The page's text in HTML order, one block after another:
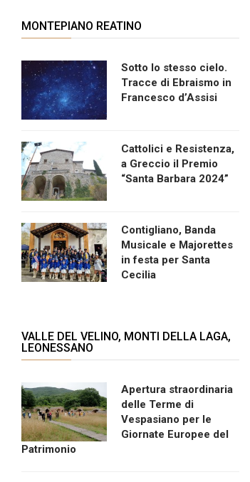
MONTEPIANO REATINO
Sotto lo stesso cielo.
Tracce di Ebraismo in
Francesco d’Assisi
Cattolici e Resistenza,
a Greccio il Premio
“Santa Barbara 2024”
Contigliano, Banda
Musicale e Majorettes
in festa per Santa
Cecilia
VALLE DEL VELINO, MONTI DELLA LAGA,
LEONESSANO
Apertura straordinaria
delle Terme di
Vespasiano per le
Giornate Europee del
Patrimonio